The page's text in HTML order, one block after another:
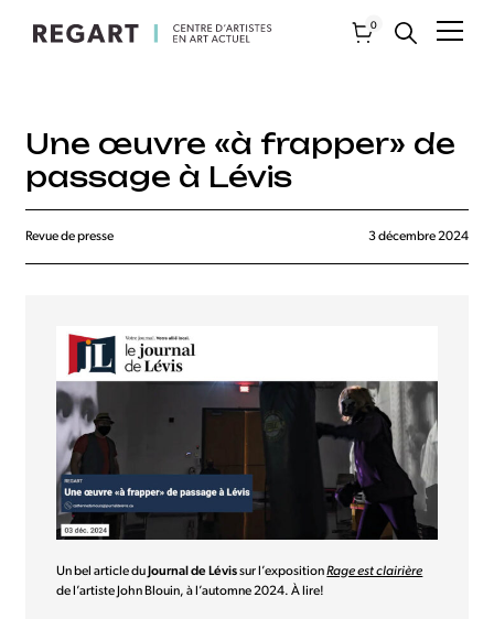
0
Une œuvre «à frapper» de
passage à Lévis
Revue de presse 3 décembre 2024
Un bel article duJournal de Lévissur l’expositionRage est clairière
de l’artiste John Blouin, à l’automne 2024. À lire!